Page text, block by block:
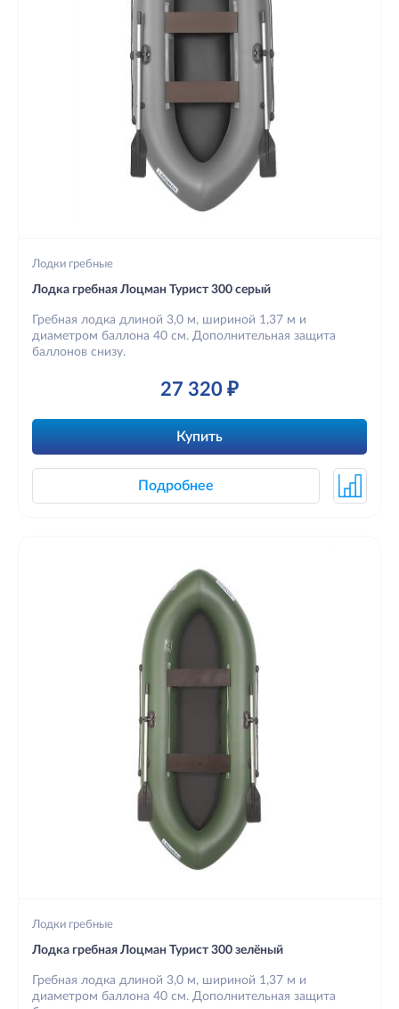
Лодки гребные
Лодка гребная Лоцман Турист 300 серый
Гребная лодка длиной 3,0 м, шириной 1,37 м и
диаметром баллона 40 см. Дополнительная защита
баллонов снизу.
27 320 ₽
Купить
Подробнее
Лодки гребные
Лодка гребная Лоцман Турист 300 зелёный
Гребная лодка длиной 3,0 м, шириной 1,37 м и
диаметром баллона 40 см. Дополнительная защита